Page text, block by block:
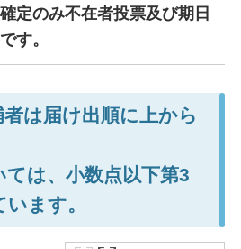
定のみ不在者投票及び期日
す。
者は届け出順に上から
は、小数点以下第3
ます。